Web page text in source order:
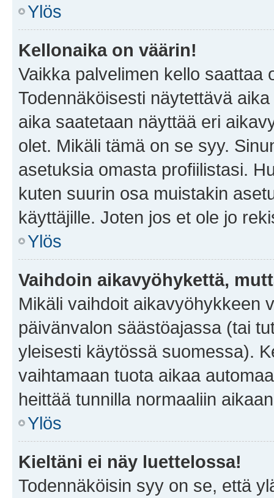
Ylös
Kellonaika on väärin!
Vaikka palvelimen kello saattaa
Todennäköisesti näytettävä
aika saatetaan näyttää eri
olet. Mikäli tämä on se syy.
asetuksia omasta profiilistasi.
kuten suurin osa muistakin
käyttäjille. Joten jos et ole jo
Ylös
Vaihdoin aikavyöhykettä,
Mikäli vaihdoit aikavyöhykkeen
päivänvalon säästöajassa (tai
yleisesti käytössä suomessa).
vaihtamaan tuota aikaa
heittää tunnilla normaaliin
Ylös
Kieltäni ei näy luettelossa!
Todennäköisin syy on se, että